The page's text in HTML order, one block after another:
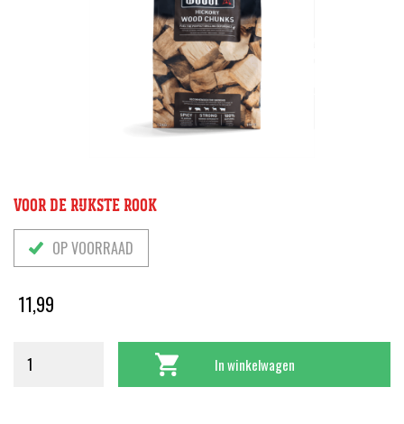
VOOR DE RIJKSTE ROOK
OP VOORRAAD
11,99
In winkelwagen